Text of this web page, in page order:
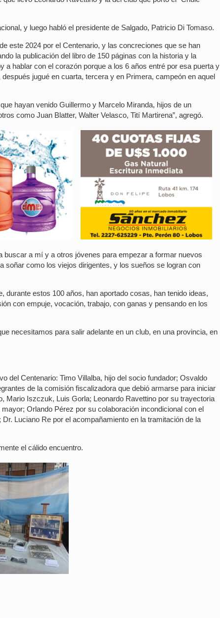
y luego habló el presidente de Salgado, Patricio Di Tomaso.
este 2024 por el Centenario, y las concreciones que se han
la publicación del libro de 150 páginas con la historia y la
hablar con el corazón porque a los 6 años entré por esa puerta y
jugué en cuarta, tercera y en Primera, campeón en aquel
hayan venido Guillermo y Marcelo Miranda, hijos de un
como Juan Blatter, Walter Velasco, Tití Martirena”, agregó.
buscar a mí y a otros jóvenes para empezar a formar nuevos
soñar como los viejos dirigentes, y los sueños se logran con
durante estos 100 años, han aportado cosas, han tenido ideas,
con empuje, vocación, trabajo, con ganas y pensando en los
necesitamos para salir adelante en un club, en una provincia, en
del Centenario: Timo Villalba, hijo del socio fundador; Osvaldo
de la comisión fiscalizadora que debió armarse para iniciar
Mario Iszczuk, Luis Gorla; Leonardo Ravettino por su trayectoria
Orlando Pérez por su colaboración incondicional con el
Luciano Re por el acompañamiento en la tramitación de la
el cálido encuentro.